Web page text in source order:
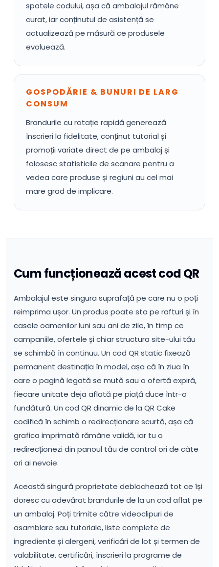
spatele codului, așa că ambalajul rămâne
curat, iar conținutul de asistență se
actualizează pe măsură ce produsele
evoluează.
GOSPODĂRIE & BUNURI DE LARG
CONSUM
Brandurile cu rotație rapidă generează
înscrieri la fidelitate, conținut tutorial și
promoții variate direct de pe ambalaj și
folosesc statisticile de scanare pentru a
vedea care produse și regiuni au cel mai
mare grad de implicare.
Cum funcționează acest cod QR
Ambalajul este singura suprafață pe care nu o poți
reimprima ușor. Un produs poate sta pe rafturi și în
casele oamenilor luni sau ani de zile, în timp ce
campaniile, ofertele și chiar structura site-ului tău
se schimbă în continuu. Un cod QR static fixează
permanent destinația în model, așa că în ziua în
care o pagină legată se mută sau o ofertă expiră,
fiecare unitate deja aflată pe piață duce într-o
fundătură. Un cod QR dinamic de la QR Cake
codifică în schimb o redirecționare scurtă, așa că
grafica imprimată rămâne validă, iar tu o
redirecționezi din panoul tău de control ori de câte
ori ai nevoie.
Această singură proprietate deblochează tot ce își
doresc cu adevărat brandurile de la un cod aflat pe
un ambalaj. Poți trimite către videoclipuri de
asamblare sau tutoriale, liste complete de
ingrediente și alergeni, verificări de lot și termen de
valabilitate, certificări, înscrieri la programe de